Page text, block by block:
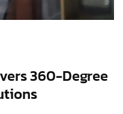
360-Degree